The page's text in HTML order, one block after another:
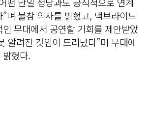
며 불참 의사를 밝혔고, 맥브라이드
무대에서 공연할 기회를 제안받았
알려진 것임이 드러났다”며 무대에
혔다.